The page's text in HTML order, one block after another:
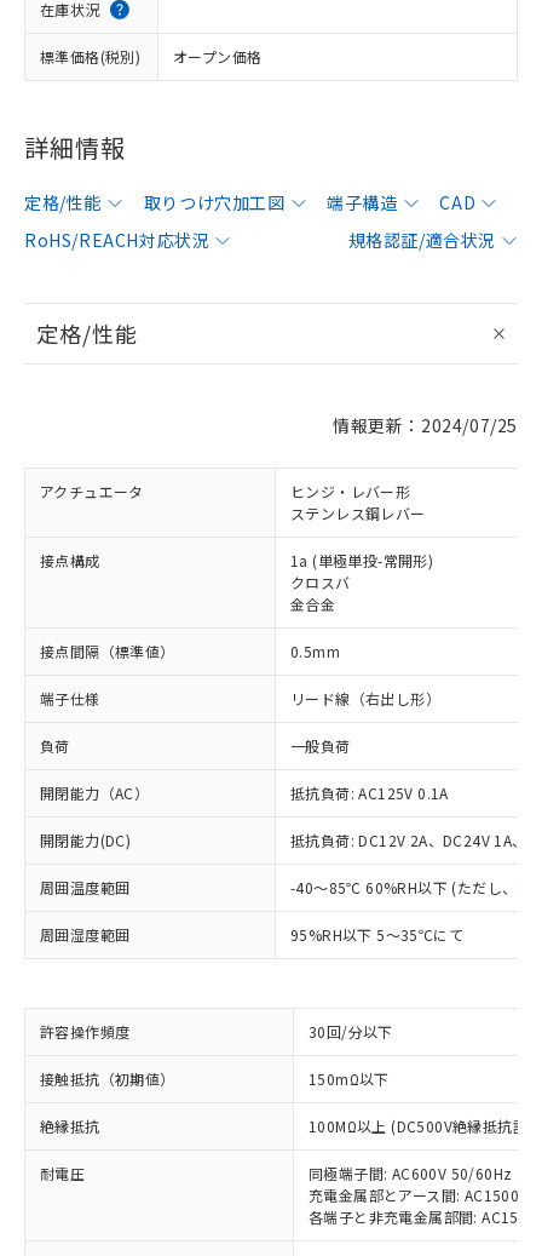
在庫状況
標準価格(税別) オープン価格
詳細情報
定格/性能 取りつけ穴加工図 端子構造
CAD
RoHS/REACH対応状況
規格認証/適合状況
定格/性能
情報更新：2024/07/25
アクチュエータ
ヒンジ・レバー形
ステンレス鋼レバー
接点構成
1a (単極単投-常開形)
クロスバ
金合金
接点間隔（標準値） 0.5mm
端子仕様 リード線（右出し形）
負荷 一般負荷
開閉能力（AC） 抵抗負荷: AC125V 0.1A
開閉能力(DC) 抵抗負荷: DC12V 2A、DC24V 1A、
周囲温度範囲 -40～85℃ 60%RH以下 (ただし、氷
周囲湿度範囲 95%RH以下 5～35℃にて
許容操作頻度 30回/分以下
接触抵抗（初期値） 150mΩ以下
絶縁抵抗 100MΩ以上 (DC500V絶縁抵抗計
耐電圧
同極端子間: AC600V 50/60Hz
充電金属部とアース間: AC1500V
各端子と非充電金属部間:
以下の条件をお読みいただき、同意のうえ
※1 対応状況
対応済み：EU RoHS指令（10物質）の
非含有に対応した製品が提供可能な商品で
す。
対応予定：EU RoHS指令（10物質）の非含
有に対応した製品に切り替える予定のある
対応予定なし：EU RoHS指令（10物質）の